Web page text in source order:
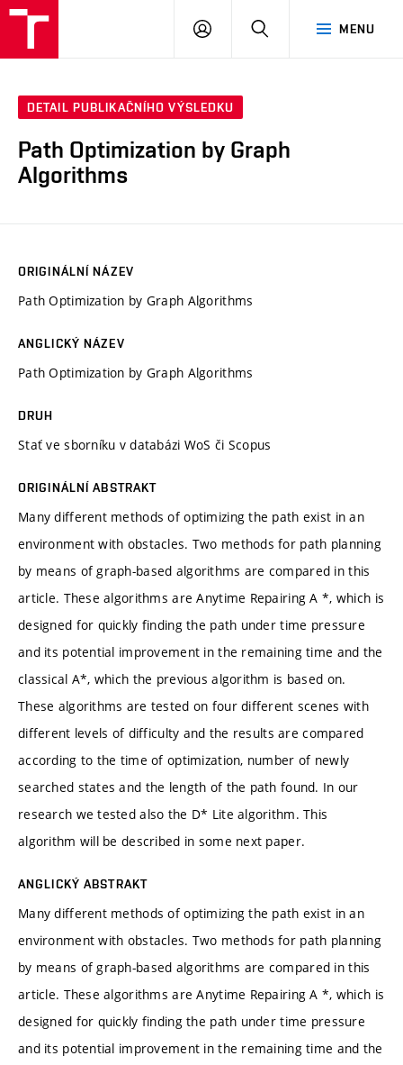
MENU
PŘIHLÁSIT
DETAIL PUBLIKAČNÍHO VÝSLEDKU
Path Optimization by Graph
Algorithms
ORIGINÁLNÍ NÁZEV
Path Optimization by Graph Algorithms
ANGLICKÝ NÁZEV
Path Optimization by Graph Algorithms
DRUH
Stať ve sborníku v databázi WoS či Scopus
ORIGINÁLNÍ ABSTRAKT
Many different methods of optimizing the path exist in an
environment with obstacles. Two methods for path planning
by means of graph-based algorithms are compared in this
article. These algorithms are Anytime Repairing A *, which is
designed for quickly finding the path under time pressure
and its potential improvement in the remaining time and the
classical A*, which the previous algorithm is based on.
These algorithms are tested on four different scenes with
different levels of difficulty and the results are compared
according to the time of optimization, number of newly
searched states and the length of the path found. In our
research we tested also the D* Lite algorithm. This
algorithm will be described in some next paper.
ANGLICKÝ ABSTRAKT
Many different methods of optimizing the path exist in an
environment with obstacles. Two methods for path planning
by means of graph-based algorithms are compared in this
article. These algorithms are Anytime Repairing A *, which is
designed for quickly finding the path under time pressure
and its potential improvement in the remaining time and the